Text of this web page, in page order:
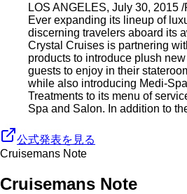
LOS ANGELES, July 30, 2015
Ever expanding its lineup of
discerning travelers aboard its
Crystal Cruises is partnering
products to introduce plush
guests to enjoy in their
while also introducing Medi-
Treatments to its menu of
Spa and Salon. In addition to
公式発表を見る
Cruisemans Note
Cruisemans Note